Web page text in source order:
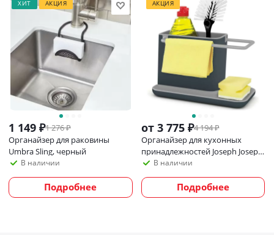
ХИТ АКЦИЯ
1 149 ₽1 276₽
Органайзер для раковины
Umbra Sling, черный
В наличии
Подробнее
АКЦИЯ
от 3 775 ₽4 194 ₽
Органайзер для кухонных
принадлежностей Joseph Joseph
CaddyВ наличии
Подробнее